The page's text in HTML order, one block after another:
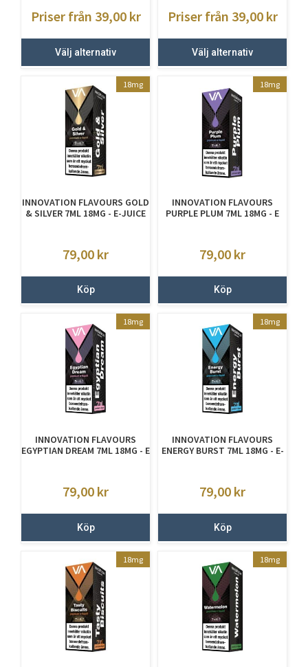
Priser från 39,00 kr
Välj alternativ
Priser från 39,00 kr
Välj alternativ
18mg
INNOVATION FLAVOURS GOLD
& SILVER 7ML 18MG - E-JUICE
79,00 kr
Köp
18mg
INNOVATION FLAVOURS
PURPLE PLUM 7ML 18MG - E
79,00 kr
Köp
18mg
INNOVATION FLAVOURS
EGYPTIAN DREAM 7ML 18MG - E
79,00 kr
Köp
18mg
INNOVATION FLAVOURS
ENERGY BURST 7ML 18MG - E-
79,00 kr
Köp
18mg 18mg